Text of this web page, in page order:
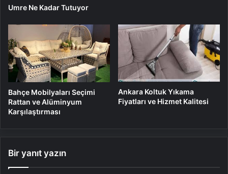
Umre Ne Kadar Tutuyor
Bahçe Mobilyaları Seçimi
Rattan ve Alüminyum
Karşılaştırması
Ankara Koltuk Yıkama
Fiyatları ve Hizmet Kalitesi
Bir yanıt yazın